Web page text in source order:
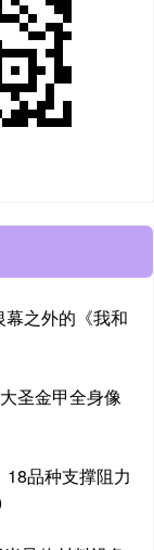
之外的《我和
圣金甲全身像
品种支撑阻力